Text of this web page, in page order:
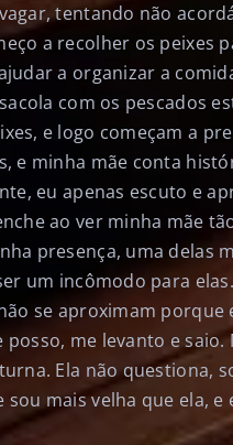
tentando não
a recolher os peixes
a organizar a
com os pescados
e logo começam a
e minha mãe conta
eu apenas escuto e
ao ver minha mãe
presença, uma delas
um incômodo para
se aproximam porque
me levanto e
Ela não questiona,
mais velha que ela,